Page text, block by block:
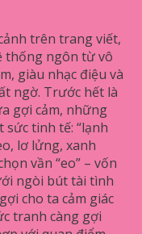
trên trang viết,
thống ngôn từ vô
giàu nhạc điệu và
ngờ. Trước hết là
gợi cảm, những
tinh tế: “lạnh
lơ lửng, xanh
vần “eo” – vốn
ngòi bút tài tình
cho ta cảm giác
tranh càng gợi